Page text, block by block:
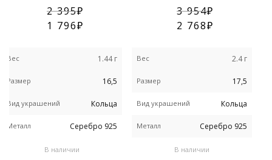
2 395
1 796
Вес 1.44 г
Размер 16,5
Вид украшений Кольца
Металл Серебро 925
В наличии
3 954
2 768
Вес 2.4 г
Размер 17,5
Вид украшений Кольца
Металл Серебро 925
В наличии